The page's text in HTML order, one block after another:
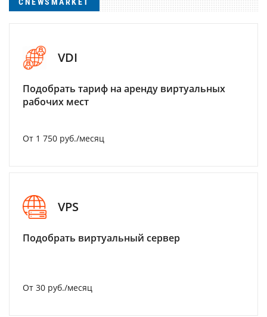
VDI
Подобрать тариф на аренду виртуальных
рабочих мест
От 1 750 руб./месяц
VPS
Подобрать виртуальный сервер
От 30 руб./месяц